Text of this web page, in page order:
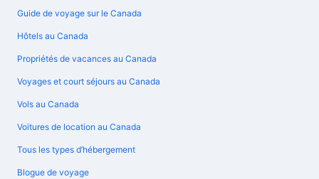
Guide de voyage sur le Canada
Hôtels au Canada
Propriétés de vacances au Canada
Voyages et court séjours au Canada
Vols au Canada
Voitures de location au Canada
Tous les types d’hébergement
Blogue de voyage